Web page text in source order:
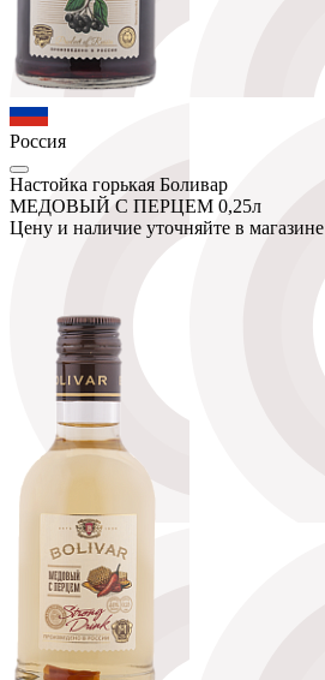
Россия
Настойка горькая Боливар
МЕДОВЫЙ С ПЕРЦЕМ 0,25л
Цену и наличие уточняйте в магазине